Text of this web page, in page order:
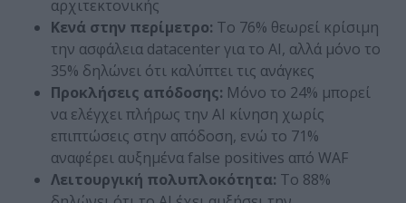
αρχιτεκτονικής
Κενά στην περίμετρο: Το 76% θεωρεί κρίσιμη
την ασφάλεια datacenter για το AI, αλλά μόνο το
35% δηλώνει ότι καλύπτει τις ανάγκες
Προκλήσεις απόδοσης: Μόνο το 24% μπορεί
να ελέγχει πλήρως την AI κίνηση χωρίς
επιπτώσεις στην απόδοση, ενώ το 71%
αναφέρει αυξημένα false positives από WAF
Λειτουργική πολυπλοκότητα: Το 88%